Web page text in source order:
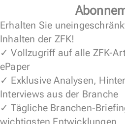
Erhalten Sie
Inhalten der ZFK!
✓ Vollzugriff auf alle ZFK-
ePaper
✓ Exklusive Analysen,
Interviews aus der Branche
✓ Tägliche Branchen-